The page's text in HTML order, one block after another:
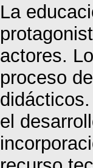
La
actores.
proceso
el